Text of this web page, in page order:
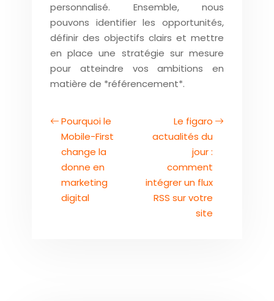
personnalisé. Ensemble, nous
pouvons identifier les opportunités,
définir des objectifs clairs et mettre
en place une stratégie sur mesure
pour atteindre vos ambitions en
matière de *référencement*.
Pourquoi le
Mobile-First
change la
donne en
marketing
digital
Le figaro
actualités du
jour :
comment
intégrer un flux
RSS sur votre
site